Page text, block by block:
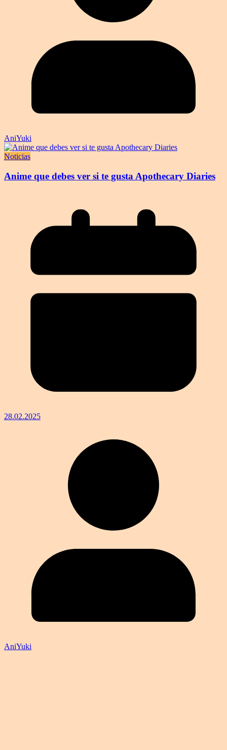
AniYuki
Noticias
Anime que debes ver si te gusta Apothecary Diaries
28.02.2025
AniYuki